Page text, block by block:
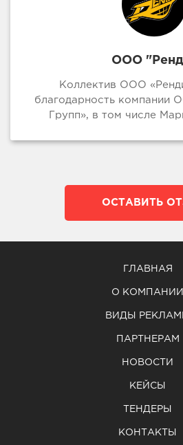
ООО
Коллектив ООО
благодарность компании
Групп», в том числе
ОСТАВИТЬ
ГЛАВНАЯ
О КОМПАНИИ
ВИДЫ
ПАРТНЕРАМ
НОВОСТИ
КЕЙСЫ
ТЕНДЕРЫ
КОНТАКТЫ